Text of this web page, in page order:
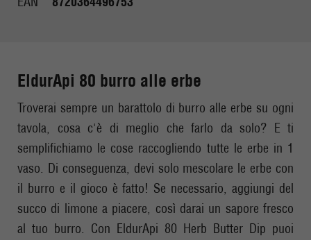
EldurApi 80 burro alle erbe
Troverai sempre un barattolo di burro alle erbe su ogni
tavola, cosa c'è di meglio che farlo da solo? E ti
semplifichiamo le cose raccogliendo tutte le erbe in 1
vaso. Di conseguenza, devi solo mescolare le erbe con
il burro e il gioco è fatto! Se necessario, aggiungi del
succo di limone a piacere, così darai un sapore fresco
al tuo burro. Con EldurApi 80 Herb Butter Dip puoi